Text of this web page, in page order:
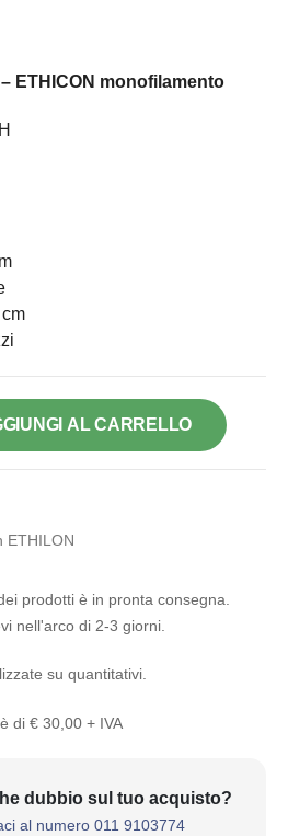
ETHICON monofilamento
AL CARRELLO
ETHILON
prodotti è in pronta consegna.
nell'arco di 2-3 giorni.
su quantitativi.
di € 30,00 + IVA
dubbio sul tuo acquisto?
al numero 011 9103774